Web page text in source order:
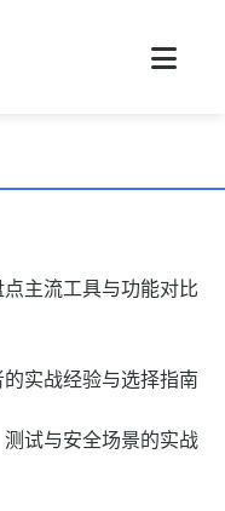
主流工具与功能对比
实战经验与选择指南
试与安全场景的实战